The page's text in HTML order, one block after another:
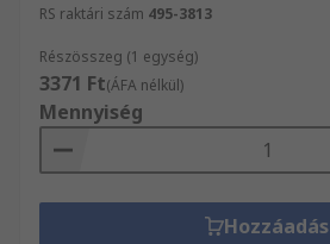
RS raktári szám 495-3813
Részösszeg (1 egység)
3371 Ft(ÁFA nélkül)
Mennyiség
Hozzáadás